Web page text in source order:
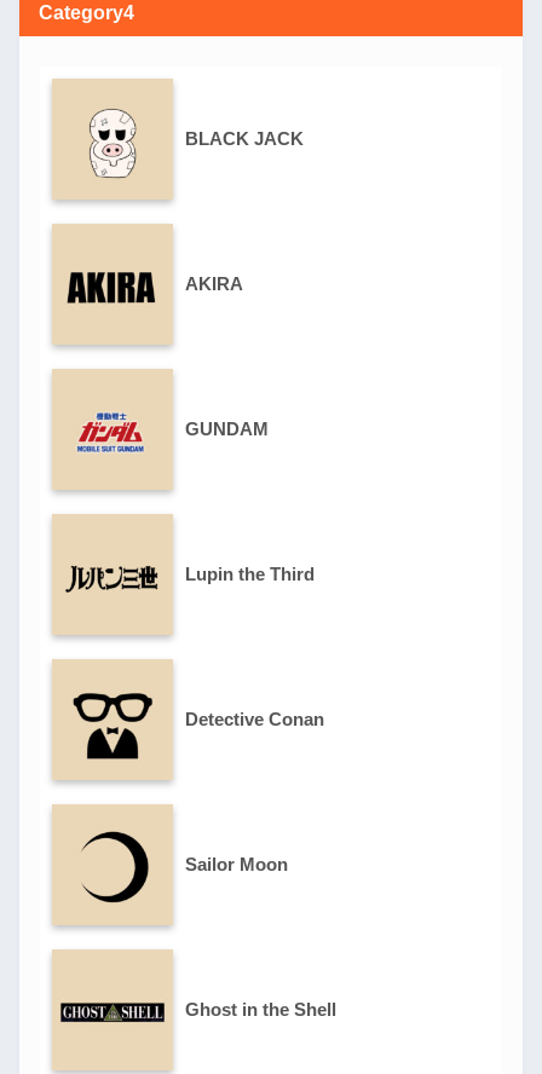
Category4
BLACK JACK
AKIRA
GUNDAM
Lupin the Third
Detective Conan
Sailor Moon
Ghost in the Shell